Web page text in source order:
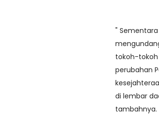
"
tokoh-tokoh
perubahan
di lembar
tambahnya.